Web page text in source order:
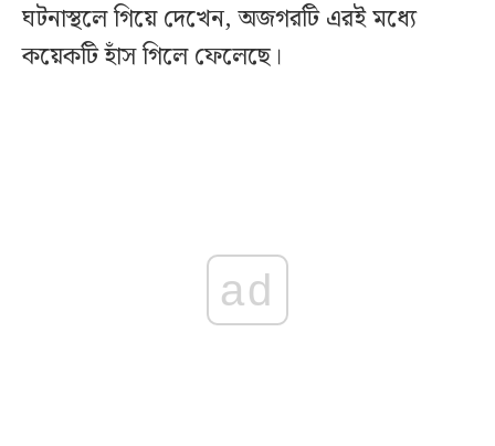
ঘটনাস্থলে গিয়ে দেখেন, অজগরটি এরই মধ্যে
কয়েকটি হাঁস গিলে ফেলেছে।
ad